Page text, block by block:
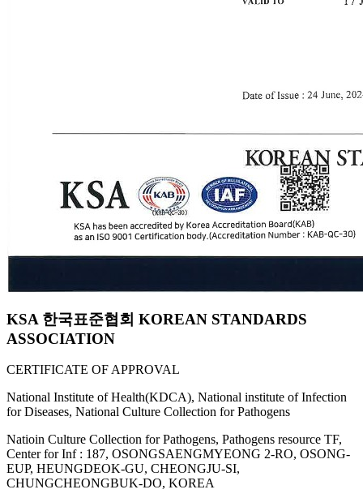
KSA 한국표준협회 KOREAN STANDARDS
ASSOCIATION
CERTIFICATE OF APPROVAL
National Institute of Health(KDCA), National institute of Infection
for Diseases, National Culture Collection for Pathogens
Natioin Culture Collection for Pathogens, Pathogens resource TF,
Center for Inf : 187, OSONGSAENGMYEONG 2-RO, OSONG-
EUP, HEUNGDEOK-GU, CHEONGJU-SI,
CHUNGCHEONGBUK-DO, KOREA